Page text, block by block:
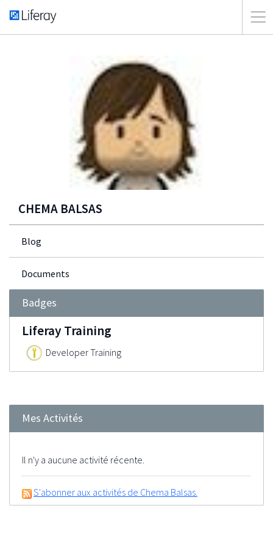
CHEMA BALSAS
Blog
Documents
Badges
Liferay Training
Developer Training
Mes Activités
Il n'y a aucune activité récente.
S'abonner aux activités de Chema Balsas.